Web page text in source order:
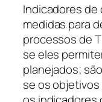
Indicadores
medidas para
processos de
se eles
planejados;
se os